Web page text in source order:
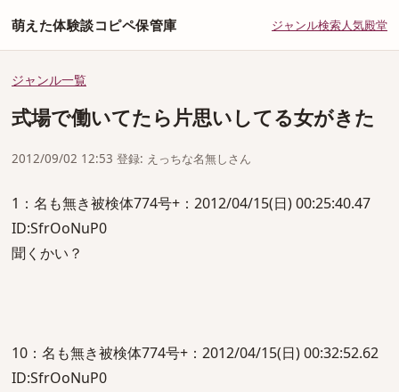
萌えた体験談コピペ保管庫 ジャンル検索人気殿堂
ジャンル一覧
式場で働いてたら片思いしてる女がきた
2012/09/02 12:53 登録: えっちな名無しさん
1：名も無き被検体774号+：2012/04/15(日) 00:25:40.47
ID:SfrOoNuP0
聞くかい？
10：名も無き被検体774号+：2012/04/15(日) 00:32:52.62
ID:SfrOoNuP0